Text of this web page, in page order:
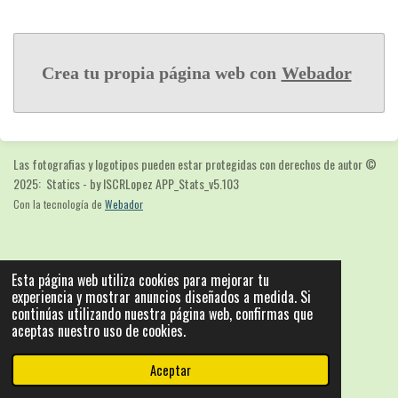
Esta página web utiliza cookies para mejorar tu
experiencia y mostrar anuncios diseñados a medida. Si
continúas utilizando nuestra página web, confirmas que
aceptas nuestro uso de cookies.
Aceptar
Crea tu propia página web con Webador
Las fotografias y logotipos pueden estar protegidas con derechos de autor©
2025: Statics - by ISCRLopez APP_Stats_v5.103
Con la tecnología de Webador